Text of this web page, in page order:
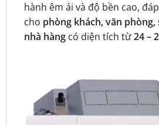
hành êm ái và độ bền cao,
cho phòng khách, văn
nhà hàngcó diện tích từ24 –